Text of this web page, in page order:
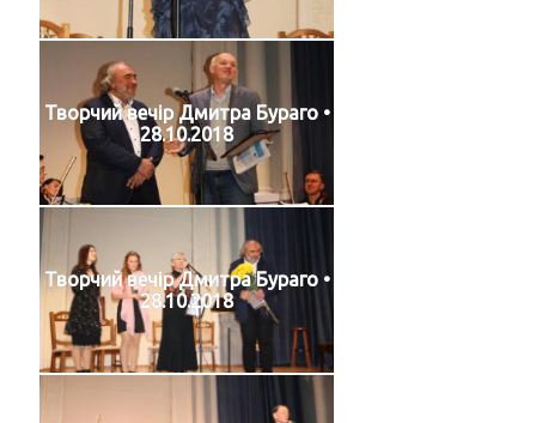
Творчий вечір Дмитра Бураго •
28.10.2018
Творчий вечір Дмитра Бураго •
28.10.2018